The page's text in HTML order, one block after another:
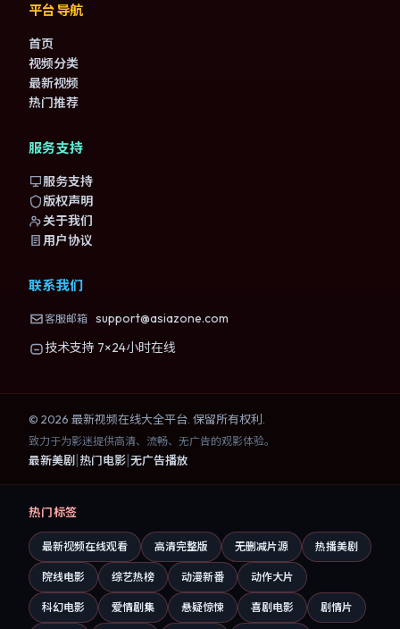
平台导航
首页
视频分类
最新视频
热门推荐
服务支持
服务支持
版权声明
关于我们
用户协议
联系我们
客服邮箱 support@asiazone.com
技术支持 7×24小时在线
© 2026 最新视频在线大全平台. 保留所有权利.
致力于为影迷提供高清、流畅、无广告的观影体验。
最新美剧 |热门电影|无广告播放
热门标签
最新视频在线观看 高清完整版 无删减片源 热播美剧
院线电影 综艺热榜 动漫新番 动作大片
科幻电影 爱情剧集 悬疑惊悚 喜剧电影 剧情片